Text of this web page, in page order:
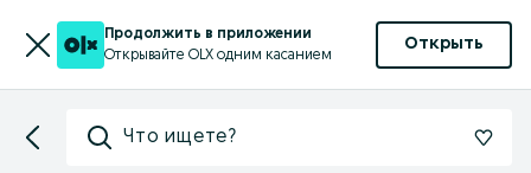
Продолжить в приложении
Открывайте OLX одним касанием
Открыть
Что ищете?